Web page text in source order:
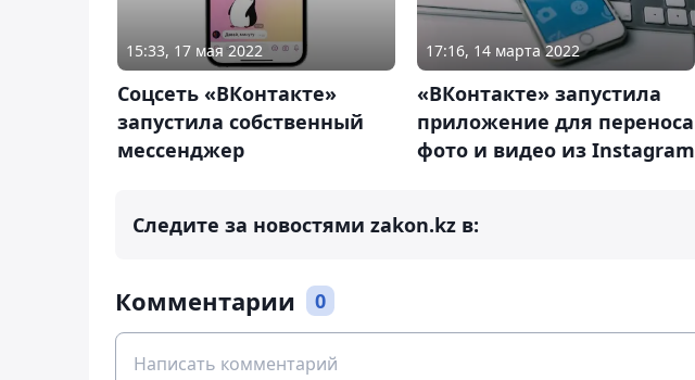
15:33, 17 мая 2022
Соцсеть «ВКонтакте»
запустила собственный
мессенджер
17:16, 14 марта 2022
«ВКонтакте» запустила
приложение для переноса
фото и видео из Instagram
Следите за новостями zakon.kz в:
Комментарии 0